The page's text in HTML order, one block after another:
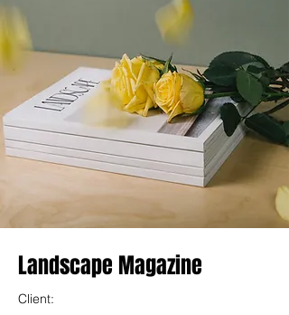
Landscape Magazine
Client: